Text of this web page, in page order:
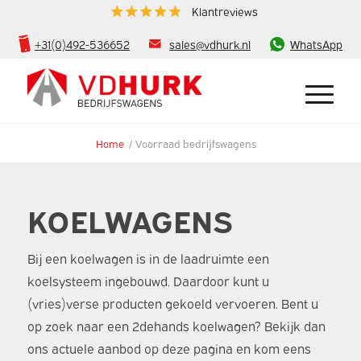
Klantreviews
+31(0)492-536652 sales@vdhurk.nl WhatsApp
Home / Voorraad bedrijfswagens
KOELWAGENS
Bij een koelwagen is in de laadruimte een
koelsysteem ingebouwd. Daardoor kunt u
(vries)verse producten gekoeld vervoeren. Bent u
op zoek naar een 2dehands koelwagen? Bekijk dan
ons actuele aanbod op deze pagina en kom eens